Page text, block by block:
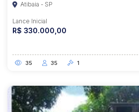
Atibaia - SP
Lance Inicial
R$ 330.000,00
35 35 1